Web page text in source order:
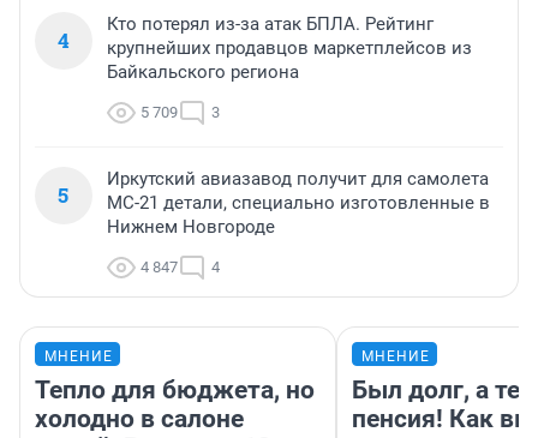
4
Кто потерял из-за атак БПЛА. Рейтинг
крупнейших продавцов маркетплейсов из
Байкальского региона
5 709 3
5
Иркутский авиазавод получит для самолета
МС-21 детали, специально изготовленные в
Нижнем Новгороде
4 847 4
МНЕНИЕ
Тепло для бюджета, но
холодно в салоне
МНЕНИЕ
Был долг, а
пенсия! Как